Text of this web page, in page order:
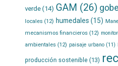
verde(14) GAM (26)
locales(12) humedales (15)
mecanismos financieros(12)
ambientales(12) paisaje urbano(11)
producción sostenible(13)